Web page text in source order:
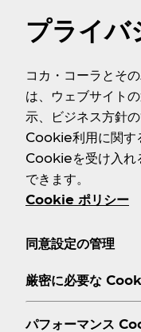
エネルギー
44kcal
■パッケージ／メーカ
■発売日
： 2019年
■販売地域
： 全国
プライバ
コカ・コーラとそ
は、ウェブサイト
示、ビジネス方針
Cookie利用に関す
Cookieを受け入れ
できます。
Cookie ポリシー
同意設定の管理
厳密に必要な
パフォーマンス